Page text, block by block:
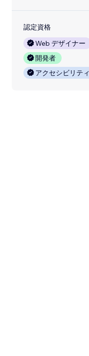
認定資格
Web デザイナー
開発者
アクセシビリティ